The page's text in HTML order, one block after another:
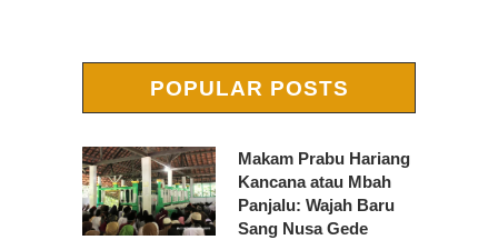
POPULAR POSTS
Makam Prabu Hariang
Kancana atau Mbah
Panjalu: Wajah Baru
Sang Nusa Gede